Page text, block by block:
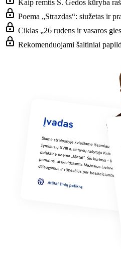
Kaip remtis S. Gedos kūryba
Poema „Strazdas“: siužetas ir
Ciklas „26 rudens ir vasaros
Rekomenduojami šaltiniai